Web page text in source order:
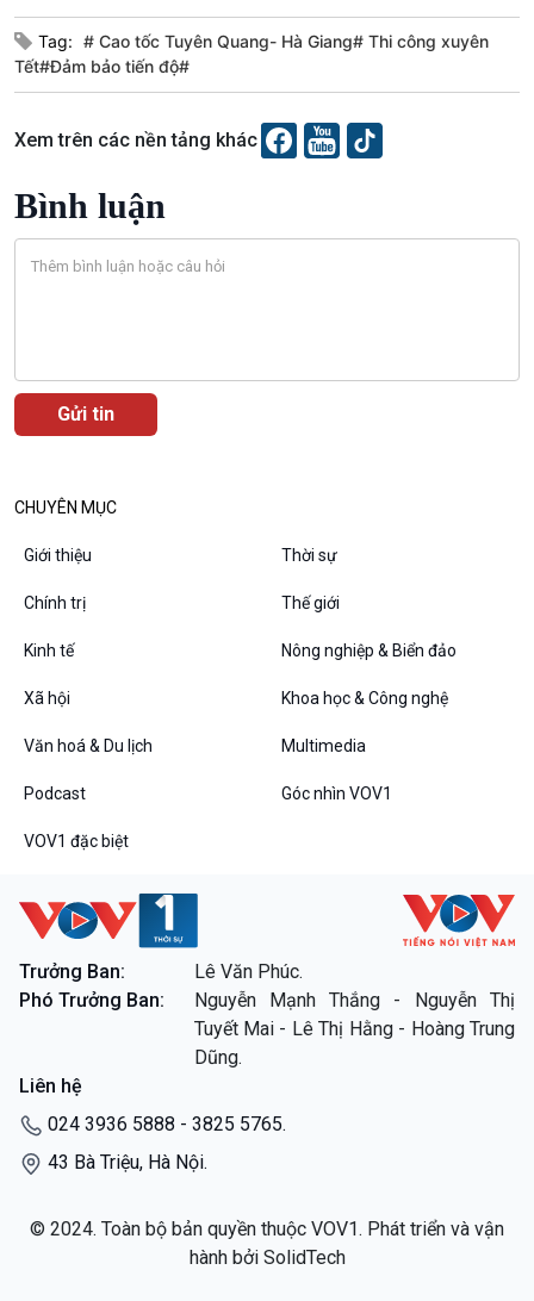
Chuyện đêm
Thanh âm ký sự
Chân dung cuộc sống
Tag: # Cao tốc Tuyên Quang- Hà Giang# Thi công xuyên
Tết#Đảm bảo tiến độ#
Xem trên các nền tảng khác
Bình luận
CHUYÊN MỤC
Giới thiệu Thời sự
Chính trị Thế giới
Kinh tế Nông nghiệp & Biển đảo
Xã hội Khoa học & Công nghệ
Văn hoá & Du lịch Multimedia
Podcast Góc nhìn VOV1
VOV1 đặc biệt
Trưởng Ban:
Lê Văn Phúc.
Phó Trưởng Ban:
Nguyễn Mạnh Thắng - Nguyễn Thị
Tuyết Mai - Lê Thị Hằng - Hoàng Trung
Dũng.
Liên hệ
024 3936 5888 - 3825 5765.
43 Bà Triệu, Hà Nội.
© 2024. Toàn bộ bản quyền thuộc VOV1. Phát triển và vận
hành bởi SolidTech